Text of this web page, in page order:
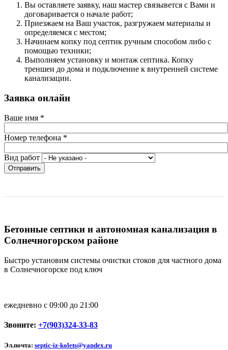
Вы оcтавляете заявку, наш мастер связывется с Вами и
договаривается о начале работ;
Приезжаем на Ваш участок, разгружаем материалы и
определяемся с местом;
Начинаем копку под септик ручным способом либо с
помощью техники;
Выполняем установку и монтаж септика. Копку
треншеи до дома и подключение к внутренней системе
канализации.
Заявка онлайн
Ваше имя *
Номер телефона *
Вид работ
Отправить
Бетонные септики и автономная канализация в
Солнечногорском районе
Быстро установим системы очистки стоков для частного дома
в Солнечногорске под ключ
ежедневно с 09:00 до 21:00
Звоните: +7(903)324-33-83
Эл.почта: septic-iz-kolets@yandex.ru